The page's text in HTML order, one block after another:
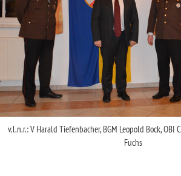
v.l.n.r.: V Harald Tiefenbacher, BGM Leopold Bock, OBI
Fuchs